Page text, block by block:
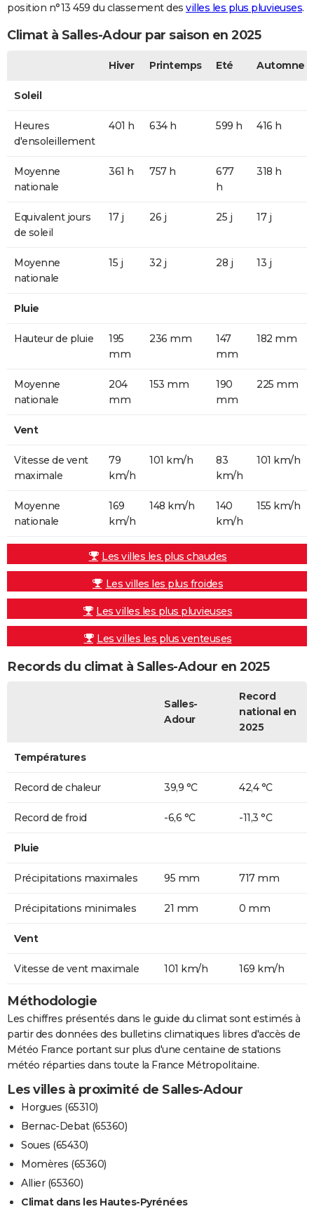
position n°13 459 du classement des villes les plus pluvieuses.
Climat à Salles-Adour par saison en 2025
Hiver Printemps Eté Automne
Soleil
Heures
d'ensoleillement
401 h 634 h 599 h 416 h
Moyenne
nationale
361 h 757 h
677
h
318 h
Equivalent jours
de soleil
17 j 26 j 25 j 17 j
Moyenne
nationale
15 j 32 j 28 j 13 j
Pluie
Hauteur de pluie
195
mm
236 mm
147
mm
182 mm
Moyenne
nationale
204
mm
153 mm
190
mm
225 mm
Vent
Vitesse de vent
maximale
79
km/h
101 km/h
83
km/h
101 km/h
Moyenne
nationale
169
km/h
148 km/h
140
km/h
155 km/h
Les villes les plus chaudes
Les villes les plus froides
Les villes les plus pluvieuses
Les villes les plus venteuses
Records du climat à Salles-Adour en 2025
Salles-
Adour
Record
national en
2025
Températures
Record de chaleur 39,9 °C 42,4 °C
Record de froid -6,6 °C -11,3 °C
Pluie
Précipitations maximales 95 mm 717 mm
Précipitations minimales 21 mm 0 mm
Vent
Vitesse de vent maximale 101 km/h 169 km/h
Méthodologie
Les chiffres présentés dans le guide du climat sont estimés à
partir des données des bulletins climatiques libres d'accès de
Météo France portant sur plus d'une centaine de stations
météo réparties dans toute la France Métropolitaine.
Les villes à proximité de Salles-Adour
Horgues (65310)
Bernac-Debat (65360)
Soues (65430)
Momères (65360)
Allier (65360)
Climat dans les Hautes-Pyrénées